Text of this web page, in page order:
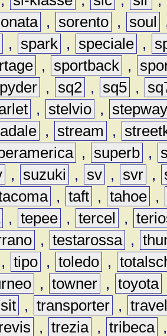
, sorento , soul
, spark , speciale ,
, sportback ,
, sq2 , sq5 ,
, stelvio ,
, stream ,
, superb ,
, suzuki , sv , svr ,
, taft , tahoe ,
, tepee , tercel ,
, testarossa ,
, tipo , toledo ,
, towner , toyota
, transporter ,
, trezia , tribeca